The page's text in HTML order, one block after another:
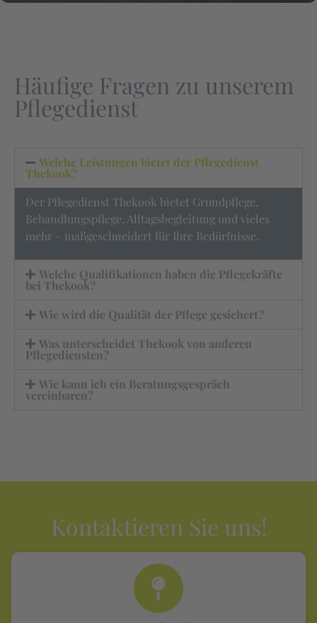
Häufige Fragen zu unserem
Pflegedienst
Welche Leistungen bietet der Pflegedienst
Thekook?
Der Pflegedienst Thekook bietet Grundpflege,
Behandlungspflege, Alltagsbegleitung und vieles
mehr – maßgeschneidert für Ihre Bedürfnisse.
Welche Qualifikationen haben die Pflegekräfte
bei Thekook?
Wie wird die Qualität der Pflege gesichert?
Was unterscheidet Thekook von anderen
Pflegediensten?
Wie kann ich ein Beratungsgespräch
vereinbaren?
Kontaktieren Sie uns!